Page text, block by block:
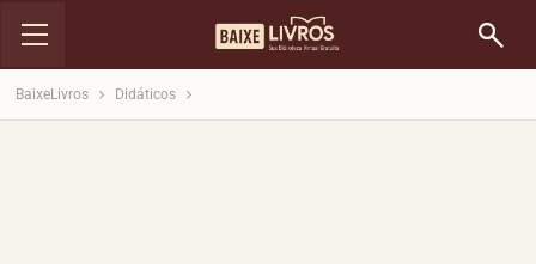
BaixeLivros Didáticos